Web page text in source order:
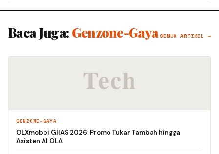
Baca Juga: Genzone-Gaya SEMUA ARTIKEL →
GENZONE-GAYA
OLXmobbi GIIAS 2026: Promo Tukar Tambah hingga
Asisten AI OLA